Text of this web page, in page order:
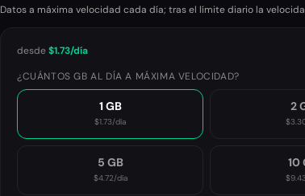
Datos a máxima velocidad cada día; tras el límite diario la
desde$1.73/día
¿CUÁNTOS GB AL DÍA A MÁXIMA VELOCIDAD?
1 GB
$1.73/día
2
5 GB
$4.72/día
10